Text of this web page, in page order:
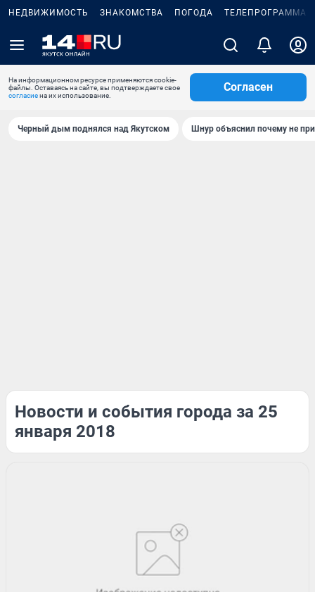
НЕДВИЖИМОСТЬ ЗНАКОМСТВА ПОГОДА ТЕЛЕПРОГРАММА
На информационном ресурсе применяются cookie-
файлы. Оставаясь на сайте, вы подтверждаете свое
согласиена их использование.
Согласен
Черный дым поднялся над Якутском Шнур объяснил почему не
Новости и события города за 25
января 2018